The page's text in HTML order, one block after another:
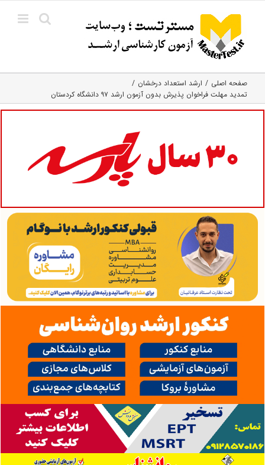
content
صفحه اصلی
ارشد استعداد درخشان
تمدید مهلت فراخوان پذیرش بدون آزمون ارشد ۹۷ دانشگاه کردستان